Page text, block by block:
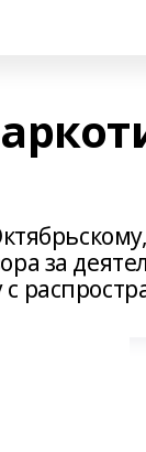
за